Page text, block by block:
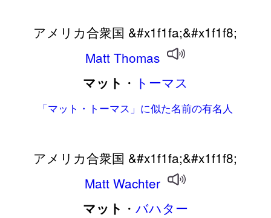
アメリカ合衆国 &#x1f1fa;&#x1f1f8;
Matt Thomas
マット ・ トーマス
「マット・トーマス」に似た名前の有名人
アメリカ合衆国 &#x1f1fa;&#x1f1f8;
Matt Wachter
マット ・ バハター